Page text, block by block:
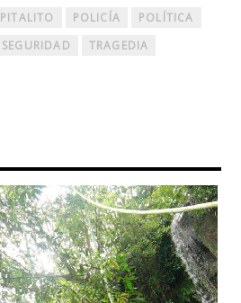
PITALITO POLICÍA
POLÍTICA
SEGURIDAD
TRAGEDIA